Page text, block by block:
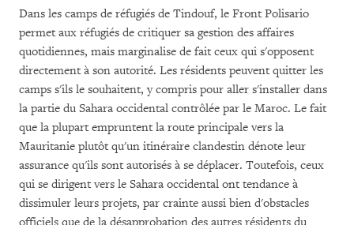
Dans les camps de réfugiés de Tindouf, le Front Polisario
permet aux réfugiés de critiquer sa gestion des affaires
quotidiennes, mais marginalise de fait ceux qui s'opposent
directement à son autorité. Les résidents peuvent quitter les
camps s'ils le souhaitent, y compris pour aller s'installer dans
la partie du Sahara occidental contrôlée par le Maroc. Le fait
que la plupart empruntent la route principale vers la
Mauritanie plutôt qu'un itinéraire clandestin dénote leur
assurance qu'ils sont autorisés à se déplacer. Toutefois, ceux
qui se dirigent vers le Sahara occidental ont tendance à
dissimuler leurs projets, par crainte aussi bien d'obstacles